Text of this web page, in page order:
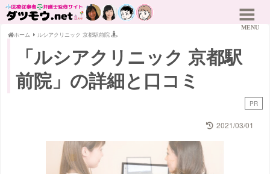
ホーム ルシアクリニック 京都駅前院
「ルシアクリニック 京都駅
前院」の詳細と口コミ
PR
2021/03/01